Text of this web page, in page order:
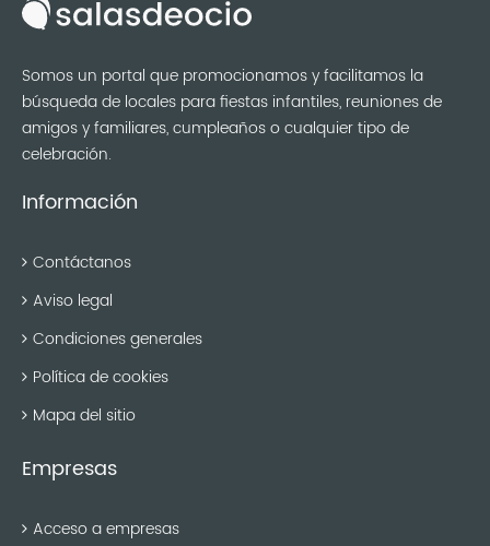
Somos un portal que promocionamos y facilitamos la
búsqueda de locales para fiestas infantiles, reuniones de
amigos y familiares, cumpleaños o cualquier tipo de
celebración.
Información
Contáctanos
Aviso legal
Condiciones generales
Política de cookies
Mapa del sitio
Empresas
Acceso a empresas